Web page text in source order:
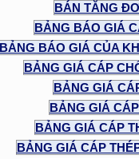
BÁN TĂNG
BẢNG BÁO GIÁ
BẢNG BÁO GIÁ CỦA
BẢNG GIÁ CÁP
BẢNG GIÁ
BẢNG GIÁ
BẢNG GIÁ CÁP
BẢNG GIÁ CÁP